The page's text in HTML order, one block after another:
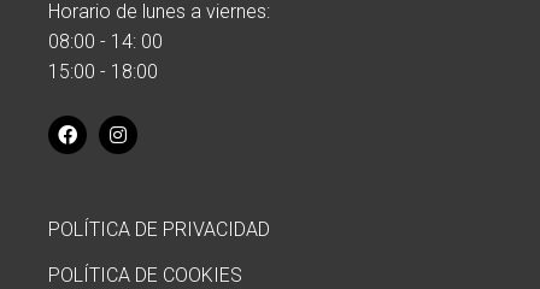
Horario de lunes a viernes:
08:00 - 14: 00
15:00 - 18:00
POLÍTICA DE PRIVACIDAD
POLÍTICA DE COOKIES